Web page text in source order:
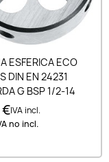
ESFERICA ECO
DIN EN 24231
G BSP 1/2-14
IVA incl.
no incl.